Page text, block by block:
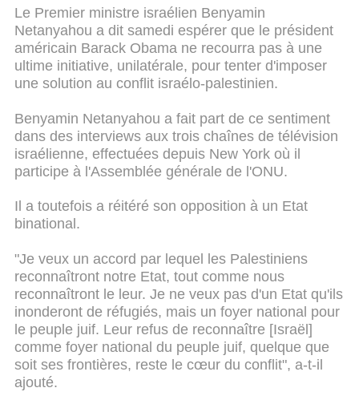
Le Premier ministre israélien Benyamin
Netanyahou a dit samedi espérer que le président
américain Barack Obama ne recourra pas à une
ultime initiative, unilatérale, pour tenter d'imposer
une solution au conflit israélo-palestinien.
Benyamin Netanyahou a fait part de ce sentiment
dans des interviews aux trois chaînes de télévision
israélienne, effectuées depuis New York où il
participe à l'Assemblée générale de l'ONU.
Il a toutefois a réitéré son opposition à un Etat
binational.
"Je veux un accord par lequel les Palestiniens
reconnaîtront notre Etat, tout comme nous
reconnaîtront le leur. Je ne veux pas d'un Etat qu'ils
inonderont de réfugiés, mais un foyer national pour
le peuple juif. Leur refus de reconnaître [Israël]
comme foyer national du peuple juif, quelque que
soit ses frontières, reste le cœur du conflit", a-t-il
ajouté.